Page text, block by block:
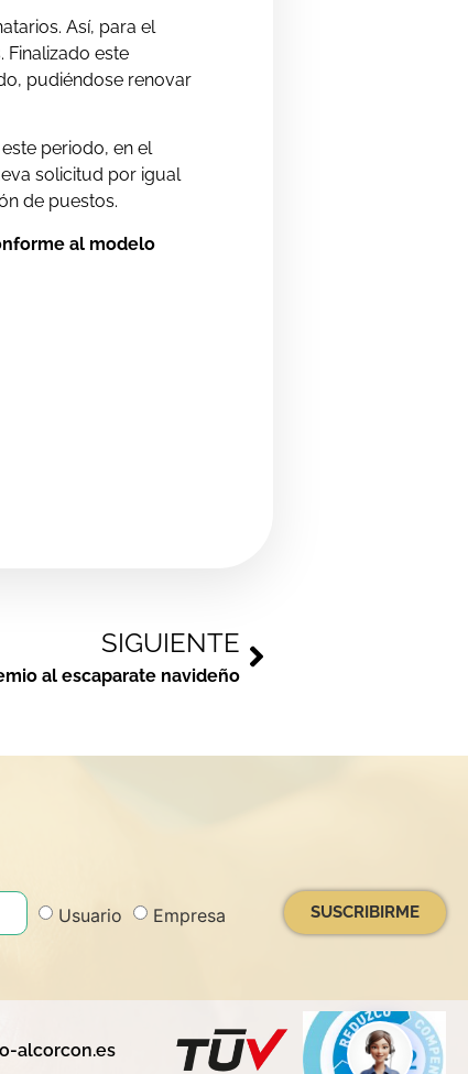
Así, para el
este
pudiéndose renovar
periodo, en el
solicitud por igual
de puestos.
al modelo
SIGUIENTE
al escaparate navideño
Usuario
Empresa
SUSCRIBIRME
alcorcon.es